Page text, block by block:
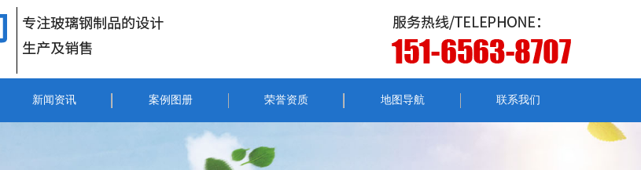
新闻资讯 案例图册 荣誉资质 地图导航 联系我们